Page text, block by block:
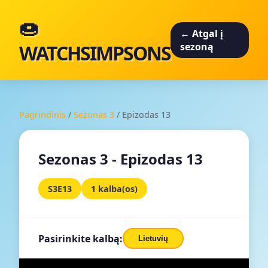
🍩
WATCHSIMPSONS
← Atgal į
sezoną
Pagrindinis / Sezonas 3 / Epizodas 13
Sezonas 3 - Epizodas 13
S3E13 1 kalba(os)
Pasirinkite kalbą: Lietuvių